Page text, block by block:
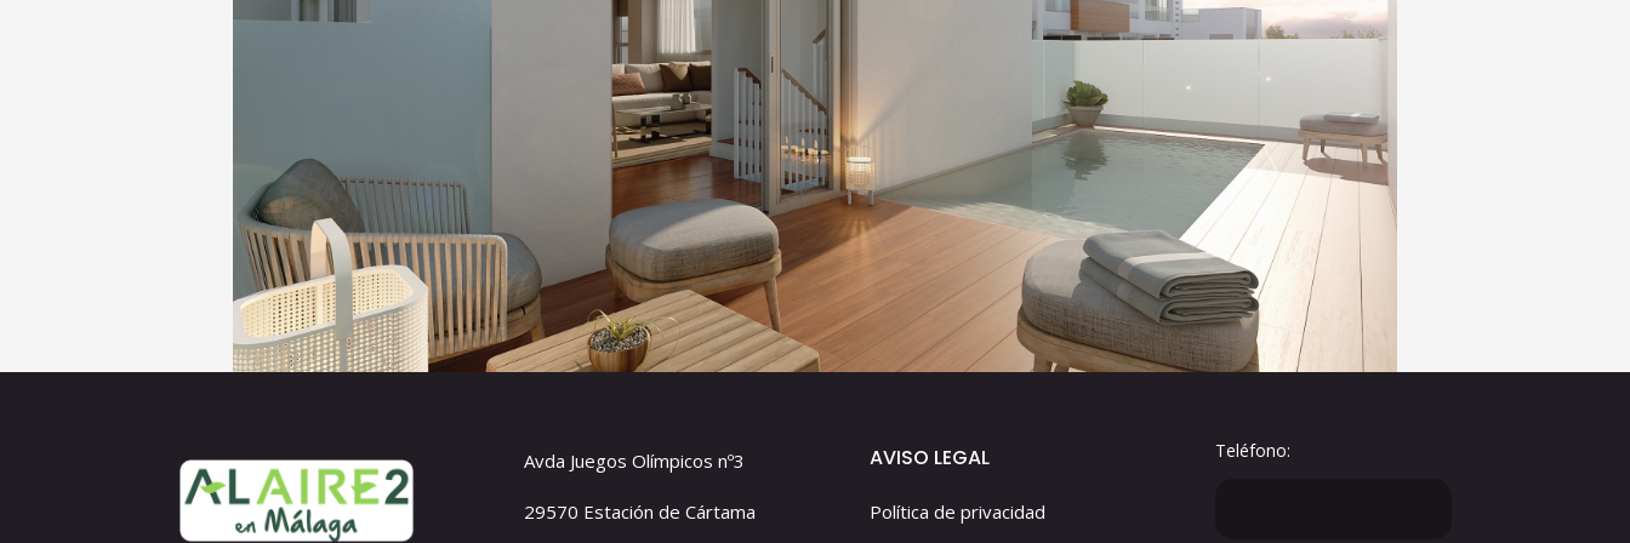
Avda Juegos Olímpicos nº3
29570 Estación de Cártama
AVISO LEGAL
Política de privacidad
Teléfono: